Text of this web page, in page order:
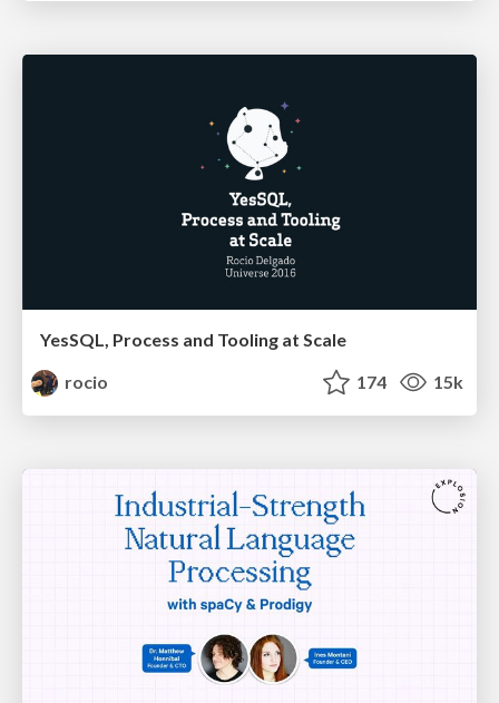
YesSQL, Process and Tooling at Scale
rocio
174 15k